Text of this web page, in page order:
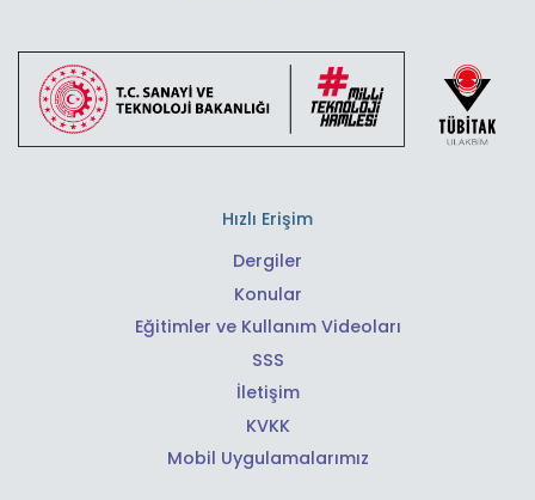
Hızlı Erişim
Dergiler
Konular
Eğitimler ve Kullanım Videoları
SSS
İletişim
KVKK
Mobil Uygulamalarımız